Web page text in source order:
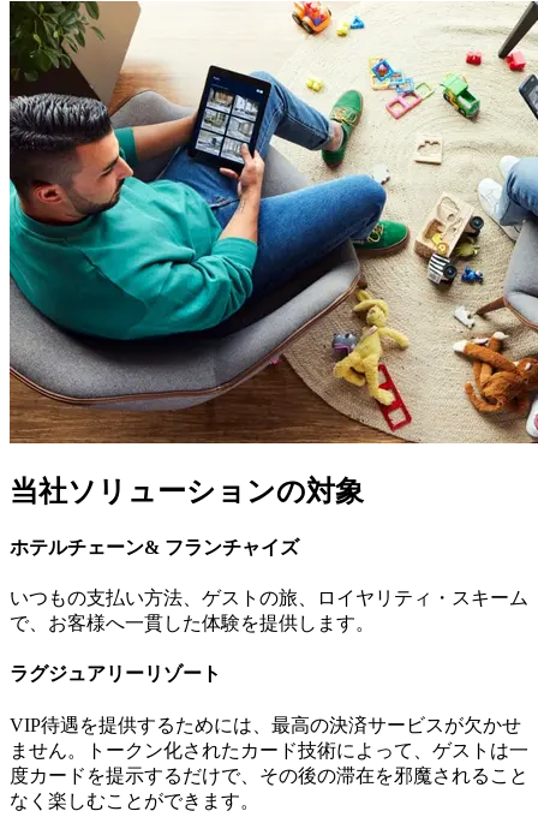
当社ソリューションの対象
ホテルチェーン& フランチャイズ
いつもの支払い方法、ゲストの旅、ロイヤリティ・スキーム
で、お客様へ一貫した体験を提供します。
ラグジュアリーリゾート
VIP待遇を提供するためには、最高の決済サービスが欠かせ
ません。トークン化されたカード技術によって、ゲストは一
度カードを提示するだけで、その後の滞在を邪魔されること
なく楽しむことができます。